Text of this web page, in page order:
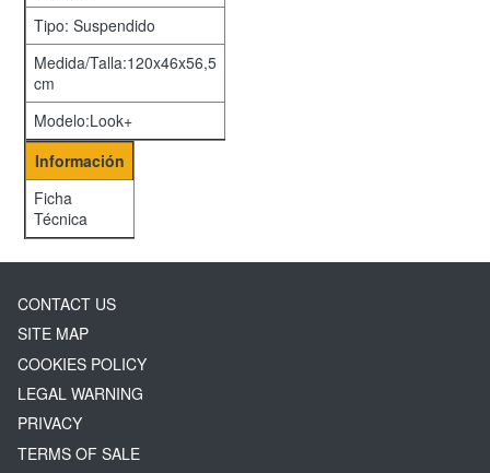
Tipo: Suspendido
Medida/Talla:120x46x56,5
cm
Modelo:Look+
Información
Ficha
Técnica
CONTACT US
SITE MAP
COOKIES POLICY
LEGAL WARNING
PRIVACY
TERMS OF SALE